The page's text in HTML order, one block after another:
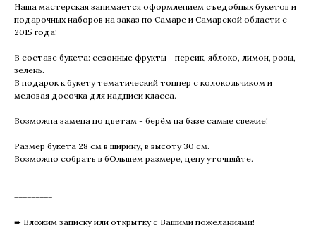
Наша мастерская занимается оформлением съедобных букетов и
подарочных наборов на заказ по Самаре и Самарской области с
2015 года!
В составе букета: сезонные фрукты - персик, яблоко, лимон, розы,
зелень.
В подарок к букету тематический топпер с колокольчиком и
меловая досочка для надписи класса.
Возможна замена по цветам - берём на базе самые свежие!
Размер букета 28 см в ширину, в высоту 30 см.
Возможно собрать в бОльшем размере, цену уточняйте.
=========
➨ Вложим записку или открытку с Вашими пожеланиями!